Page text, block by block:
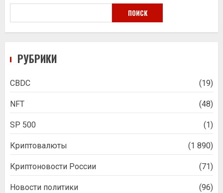
ПОИСК
РУБРИКИ
CBDC (19)
NFT (48)
SP 500 (1)
Криптовалюты (1 890)
Криптоновости России (71)
Новости политики (96)